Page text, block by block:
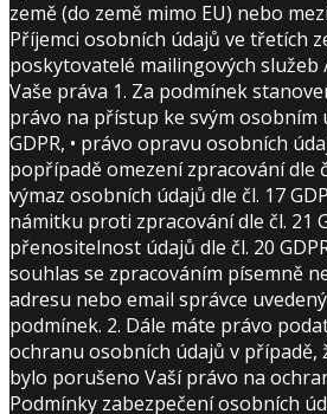
země (do země mimo EU) nebo
Příjemci osobních údajů ve třetích
poskytovatelé mailingových služeb
Vaše práva 1. Za podmínek
právo na přístup ke svým osobním
GDPR, • právo opravu osobních
popřípadě omezení zpracování dle
výmaz osobních údajů dle čl. 17
námitku proti zpracování dle čl. 21
přenositelnost údajů dle čl. 20
souhlas se zpracováním písemně
adresu nebo email správce
podmínek. 2. Dále máte právo
ochranu osobních údajů v případě,
bylo porušeno Vaší právo na
Podmínky zabezpečení osobních